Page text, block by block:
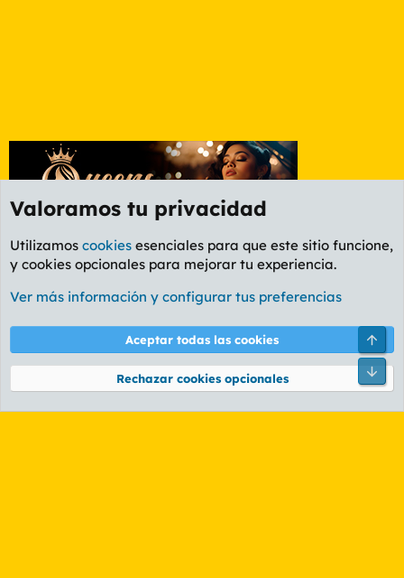
Etiquetas
Cookies
PL OLDSTYLE AMARILLO
Términos y reglas Política de privacidad Ayuda
Community platform by XenForo® © 2010-2026 XenForo Ltd.
Valoramos tu privacidad
Utilizamos cookies esenciales para que este sitio funcione,
y cookies opcionales para mejorar tu experiencia.
Ver más información y configurar tus preferencias
Aceptar todas las cookies
Rechazar cookies opcionales
Pie